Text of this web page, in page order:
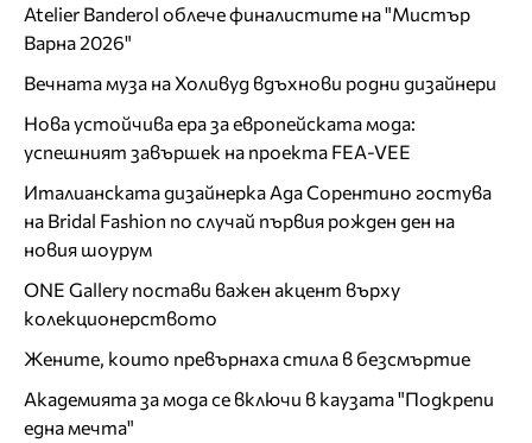
Atelier Banderol облече финалистите на "Мистър
Варна 2026"
Вечната муза на Холивуд вдъхнови родни дизайнери
Нова устойчива ера за европейската мода:
успешният завършек на проекта FEA-VEE
Италианската дизайнерка Ада Сорентино гостува
на Bridal Fashion по случай първия рожден ден на
новия шоурум
ONE Gallery постави важен акцент върху
колекционерството
Жените, които превърнаха стила в безсмъртие
Академията за мода се включи в каузата "Подкрепи
една мечта"